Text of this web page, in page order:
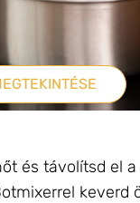
és távolítsd el
keverd